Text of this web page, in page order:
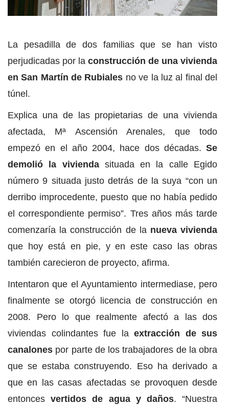
La pesadilla de dos familias que se han visto
perjudicadas por la construcción de una vivienda
en San Martín de Rubiales no ve la luz al final del
túnel.
Explica una de las propietarias de una vivienda
afectada, Mª Ascensión Arenales, que todo
empezó en el año 2004, hace dos décadas. Se
demolió la vivienda situada en la calle Egido
número 9 situada justo detrás de la suya “con un
derribo improcedente, puesto que no había pedido
el correspondiente permiso”. Tres años más tarde
comenzaría la construcción de la nueva vivienda
que hoy está en pie, y en este caso las obras
también carecieron de proyecto, afirma.
Intentaron que el Ayuntamiento intermediase, pero
finalmente se otorgó licencia de construcción en
2008. Pero lo que realmente afectó a las dos
viviendas colindantes fue laextracción de sus
canalones por parte de los trabajadores de la obra
que se estaba construyendo. Eso ha derivado a
que en las casas afectadas se provoquen desde
entoncesvertidos de agua y daños. “Nuestra